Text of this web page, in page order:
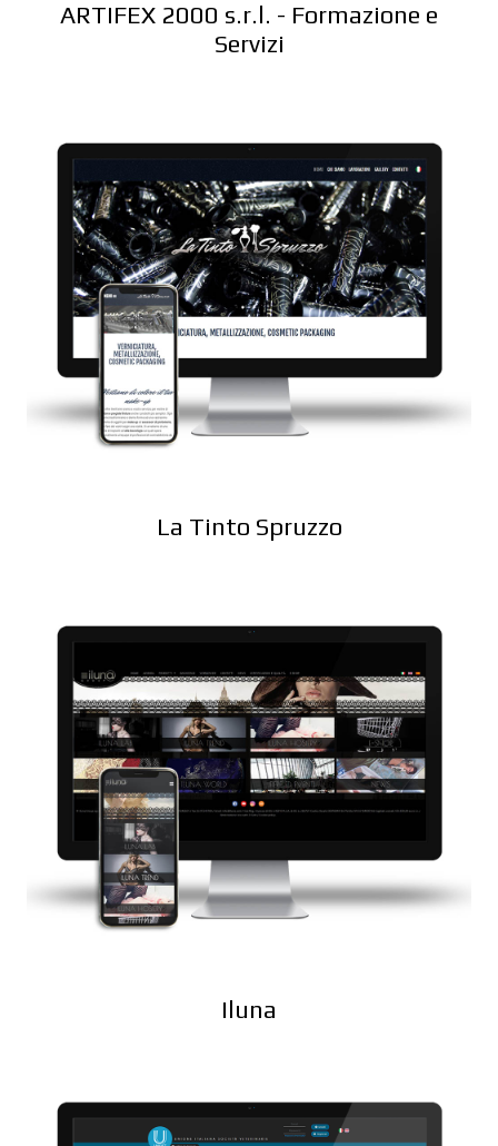
ARTIFEX 2000 s.r.l. - Formazione e
Servizi
La Tinto Spruzzo
Iluna